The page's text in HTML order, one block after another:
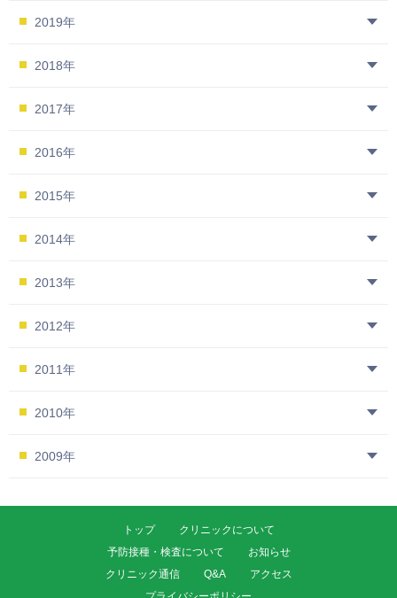
2019年
2018年
2017年
2016年
2015年
2014年
2013年
2012年
2011年
2010年
2009年
トップ
クリニックについて
予防接種・検査について
お知らせ
クリニック通信
Q&A
アクセス